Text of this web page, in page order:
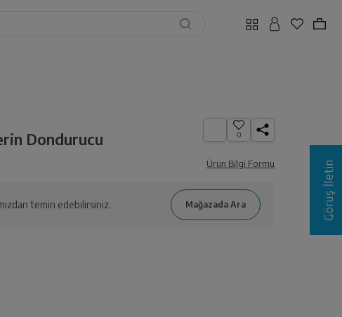
Dondurucu
0
Ürün Bilgi Formu
temin edebilirsiniz. Görüş İletin